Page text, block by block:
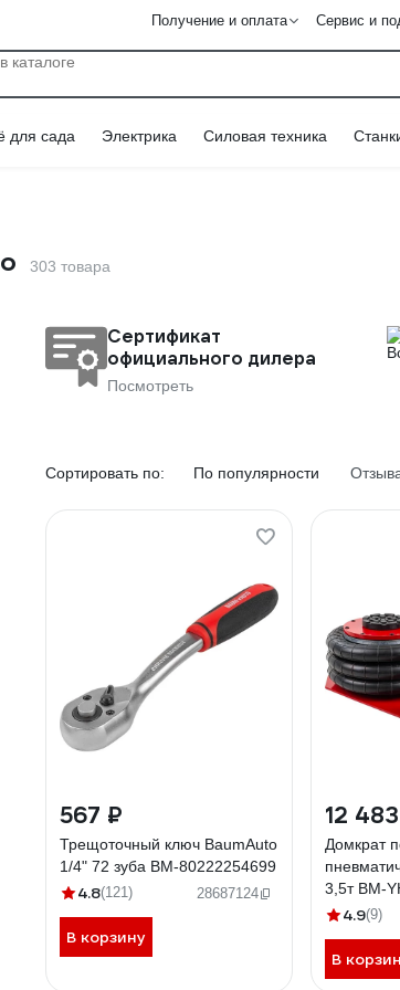
Получение и оплата Сервис и
для сада Электрика Силовая техника
303 товара
Сертификат
официального дилера
Посмотреть
Сортировать по: По популярности
567 ₽
Трещоточный ключ BaumAuto
1/4" 72 зуба BM-80222254699
4.8(121) 28687124
В корзину
12
Домкрат
3,5т BM-
4.9(9)
В